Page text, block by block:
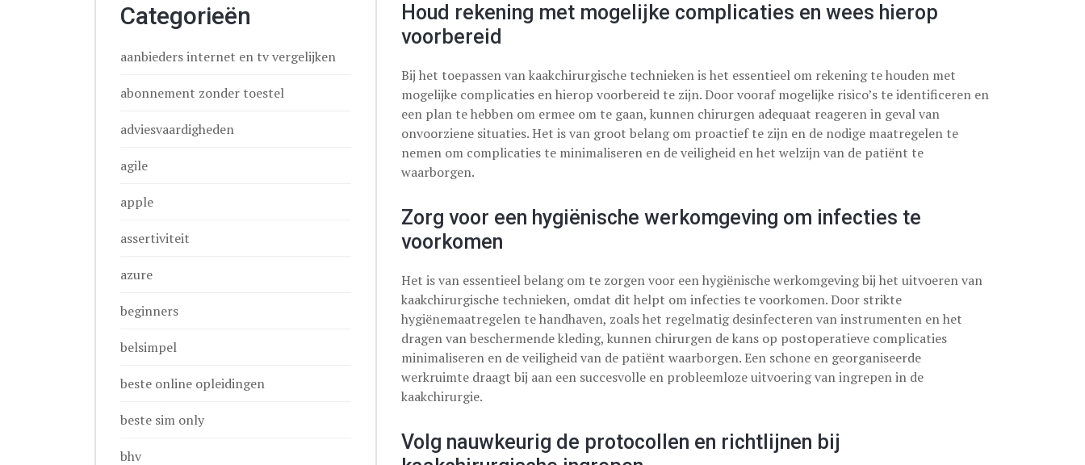
Houd rekening met mogelijke complicaties en wees hierop
voorbereid
Bij het toepassen van kaakchirurgische technieken is het essentieel om rekening te houden met
mogelijke complicaties en hierop voorbereid te zijn. Door vooraf mogelijke risico’s te identificeren en
een plan te hebben om ermee om te gaan, kunnen chirurgen adequaat reageren in geval van
onvoorziene situaties. Het is van groot belang om proactief te zijn en de nodige maatregelen te
nemen om complicaties te minimaliseren en de veiligheid en het welzijn van de patiënt te
waarborgen.
Zorg voor een hygiënische werkomgeving om infecties te
voorkomen
Het is van essentieel belang om te zorgen voor een hygiënische werkomgeving bij het uitvoeren van
kaakchirurgische technieken, omdat dit helpt om infecties te voorkomen. Door strikte
hygiënemaatregelen te handhaven, zoals het regelmatig desinfecteren van instrumenten en het
dragen van beschermende kleding, kunnen chirurgen de kans op postoperatieve complicaties
minimaliseren en de veiligheid van de patiënt waarborgen. Een schone en georganiseerde
werkruimte draagt bij aan een succesvolle en probleemloze uitvoering van ingrepen in de
kaakchirurgie.
Volg nauwkeurig de protocollen en richtlijnen bij
Categorieën
aanbieders internet en tv vergelijken
abonnement zonder toestel
adviesvaardigheden
agile
apple
assertiviteit
azure
beginners
belsimpel
beste online opleidingen
beste sim only
bhv